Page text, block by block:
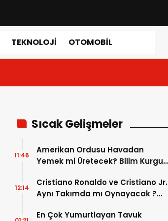
TEKNOLOJI OTOMOBIL
Sıcak Gelişmeler
Amerikan Ordusu Havadan
Yemek mi Üretecek? Bilim Kurgu
11:46
Cristiano Ronaldo ve Cristiano Jr.
Aynı Takımda mı Oynayacak ?
Dönemimi Başlıyor ?
12:14
En Çok Yumurtlayan Tavuk